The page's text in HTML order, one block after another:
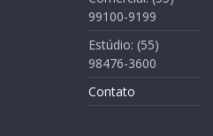
99100-9199
Estúdio: (55)
98476-3600
Contato